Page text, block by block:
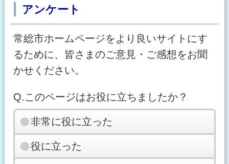
アンケート
常総市ホームページをより良いサイトにす
るために、皆さまのご意見・ご感想をお聞
かせください。
Q.このページはお役に立ちましたか？
非常に役に立った
役に立った